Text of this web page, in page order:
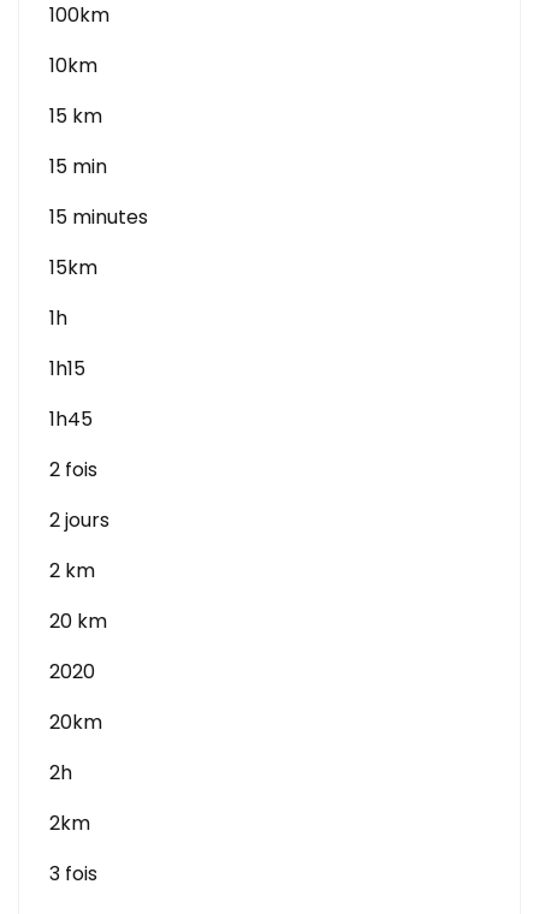
100km
10km
15 km
15 min
15 minutes
15km
1h
1h15
1h45
2 fois
2 jours
2 km
20 km
2020
20km
2h
2km
3 fois